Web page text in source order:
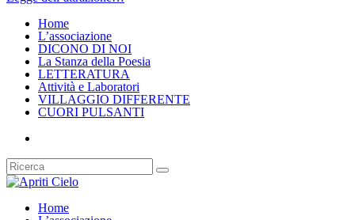
Home
L’associazione
DICONO DI NOI
La Stanza della Poesia
LETTERATURA
Attività e Laboratori
VILLAGGIO DIFFERENTE
CUORI PULSANTI
Home